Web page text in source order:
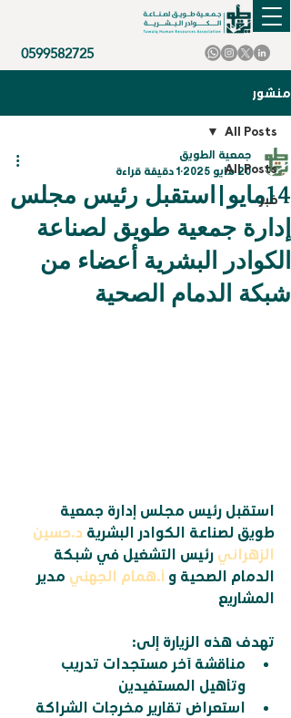
0599582725
منشور
All Posts
خبر
All Posts
14مايو|استقبل رئيس مجلس
إدارة جمعية طويق لصناعة
الكوادر البشرية أعضاء من
شبكة الدمام الصحية
جمعية الطويق
20 مايو 2025
1 دقيقة قراءة
استقبل رئيس مجلس إدارة جمعية
طويق لصناعة الكوادر البشرية د.حسين
الزهراني رئيس التشغيل في شبكة
الدمام الصحية و أ.همام الجهني مدير
المشاريع
تهدف هذه الزيارة إلى:
مناقشة آخر مستجدات تدريب
وتأهيل المستفيدين
استعراض تقارير مخرجات الشراكة